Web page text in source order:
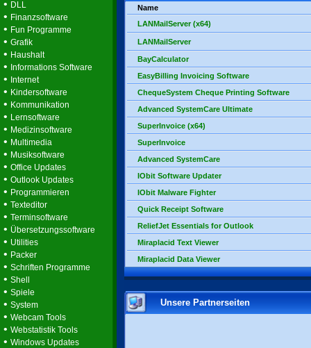
• DLL
• Finanzsoftware
• Fun Programme
• Grafik
• Haushalt
• Informations Software
• Internet
• Kindersoftware
• Kommunikation
• Lernsoftware
• Medizinsoftware
• Multimedia
• Musiksoftware
• Office Updates
• Outlook Updates
• Programmieren
• Texteditor
• Terminsoftware
• Übersetzungssoftware
• Utilities
• Packer
• Schriften Programme
• Shell
• Spiele
• System
• Webcam Tools
• Webstatistik Tools
• Windows Updates
Name
LANMailServer (x64)
LANMailServer
BayCalculator
EasyBilling Invoicing Software
ChequeSystem Cheque Printing Software
Advanced SystemCare Ultimate
SuperInvoice (x64)
SuperInvoice
Advanced SystemCare
IObit Software Updater
IObit Malware Fighter
Quick Receipt Software
ReliefJet Essentials for Outlook
Miraplacid Text Viewer
Miraplacid Data Viewer
Unsere Partnerseiten